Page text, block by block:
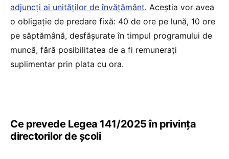
adjuncți ai unităților de învățământ. Aceștia vor avea
o obligație de predare fixă: 40 de ore pe lună, 10 ore
pe săptămână, desfășurate în timpul programului de
muncă, fără posibilitatea de a fi remunerați
suplimentar prin plata cu ora.
Ce prevede Legea 141/2025 în privința
directorilor de școli